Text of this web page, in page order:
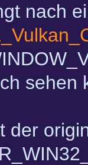
nach
sehen
der